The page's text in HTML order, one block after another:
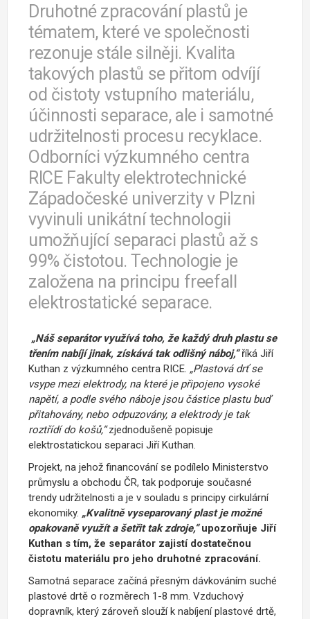
Druhotné zpracování plastů je
tématem, které ve společnosti
rezonuje stále silněji. Kvalita
takových plastů se přitom odvíjí
od čistoty vstupního materiálu,
účinnosti separace, ale i samotné
udržitelnosti procesu recyklace.
Odborníci výzkumného centra
RICE Fakulty elektrotechnické
Západočeské univerzity v Plzni
vyvinuli unikátní technologii
umožňující separaci plastů až s
99% čistotou. Technologie je
založena na principu freefall
elektrostatické separace.
„Náš separátor využívá toho, že každý druh plastu se
třením nabíjí jinak, získává tak odlišný náboj,“říká Jiří
Kuthan z výzkumného centra RICE. „Plastová drť se
vsype mezi elektrody, na které je připojeno vysoké
napětí, a podle svého náboje jsou částice plastu buď
přitahovány, nebo odpuzovány, a elektrody je tak
roztřídí do košů,“zjednodušeně popisuje
elektrostatickou separaci Jiří Kuthan.
Projekt, na jehož financování se podílelo Ministerstvo
průmyslu a obchodu ČR, tak podporuje současné
trendy udržitelnosti a je v souladu s principy cirkulární
ekonomiky. „Kvalitně vyseparovaný plast je možné
opakovaně využít a šetřit tak zdroje,“upozorňuje Jiří
Kuthan s tím, že separátor zajistí dostatečnou
čistotu materiálu pro jeho druhotné zpracování.
Samotná separace začíná přesným dávkováním suché
plastové drtě o rozměrech 1-8 mm. Vzduchový
dopravník, který zároveň slouží k nabíjení plastové drtě,